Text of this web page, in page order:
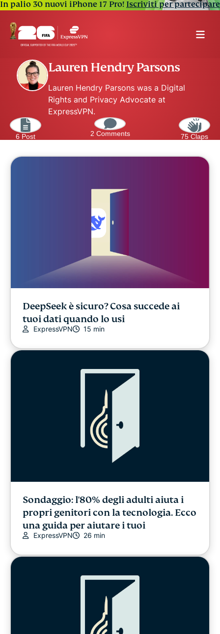
In palio 30 nuovi iPhone 17 Pro! Iscriviti per partecipare
Lauren Hendry Parsons
Lauren Hendry Parsons was a Digital
Rights and Privacy Advocate at
ExpressVPN.
6 Post 2 Comments 75 Claps
DeepSeek è sicuro? Cosa succede ai
tuoi dati quando lo usi
ExpressVPN 15 min
Sondaggio: l'80% degli adulti aiuta i
propri genitori con la tecnologia. Ecco
una guida per aiutare i tuoi
ExpressVPN 26 min